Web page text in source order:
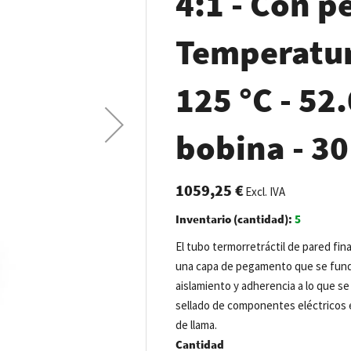
125 °C -
bobina -
1059,25 €Excl. IVA
Inventario (cantidad): 5
El tubo termorretráctil de pared
una capa de pegamento que se
aislamiento y adherencia a lo que
sellado de componentes eléctricos
de llama.
Cantidad